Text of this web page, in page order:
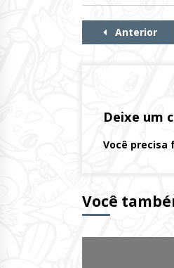
Continue
Anterior
Deixe um
Você precisa
Você